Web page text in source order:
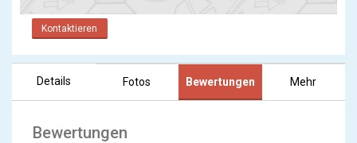
Kontaktieren
Details Fotos Bewertungen Mehr
Bewertungen